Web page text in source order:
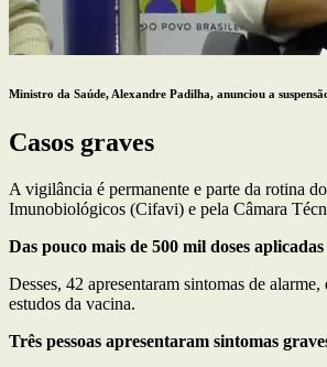
Ministro da Saúde, Alexandre Padilha, anunciou a
Casos graves
A vigilância é permanente e parte da rotina
Imunobiológicos (Cifavi) e pela Câmara
Das pouco mais de 500 mil doses
Desses, 42 apresentaram sintomas de
estudos da vacina.
Três pessoas apresentaram sintomas